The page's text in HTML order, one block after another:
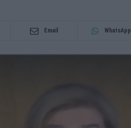
Email WhatsApp